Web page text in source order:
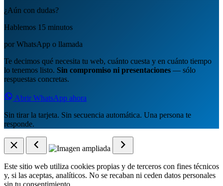
¿Aún con dudas?
Hablemos 15 minutos
por WhatsApp o llamada
Te decimos qué necesita tu web, cuánto cuesta y en cuánto tiempo
lo tenemos listo. Sin compromiso ni presentaciones — sólo
respuestas concretas.
Abrir WhatsApp ahora
Sin tirar la tarjeta. Sin secuencia automática. Una persona te
responde.
Este sitio web utiliza cookies propias y de terceros con fines técnicos
y, si las aceptas, analíticos. No se recaban ni ceden datos personales